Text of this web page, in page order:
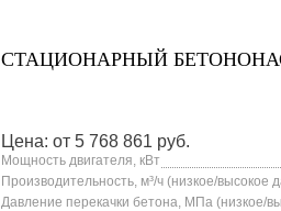
СТАЦИОНАРНЫЙ
Цена: от 5 768 861 руб.
Мощность двигателя, кВт
Производительность, м³/ч (низкое/высокое
Давление перекачки бетона, МПа (низкое/